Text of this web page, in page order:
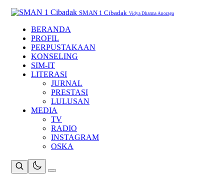
SMAN 1 Cibadak Vidya Dharma Anoraga
BERANDA
PROFIL
PERPUSTAKAAN
KONSELING
SIM-IT
LITERASI
JURNAL
PRESTASI
LULUSAN
MEDIA
TV
RADIO
INSTAGRAM
OSKA